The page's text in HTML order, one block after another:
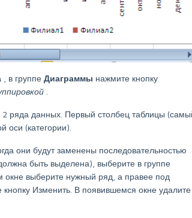
, в группе Диаграммы нажмите кнопку
2 ряда данных. Первый столбец таблицы
оси (категории).
они будут заменены последовательностью
быть выделена), выберите в группе
окне выберите нужный ряд, а правее под
кнопку Изменить. В появившемся окне удалите